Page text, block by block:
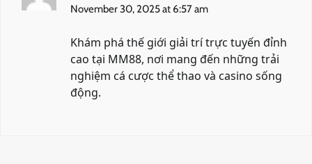
November 30, 2025 at 6:57 am
Khám phá thế giới giải trí trực tuyến đỉnh
cao tại MM88, nơi mang đến những trải
nghiệm cá cược thể thao và casino sống
động.